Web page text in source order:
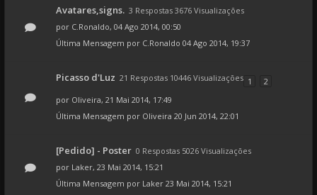
Avatares,signs. 3 Respostas 3676 Visualizações
por C.Ronaldo, 04 Ago 2014, 00:50
Última Mensagem por C.Ronaldo 04 Ago 2014, 19:37
Picasso d'Luz 21 Respostas 10446 Visualizações 1
2
por Oliveira, 21 Mai 2014, 17:49
Última Mensagem por Oliveira 20 Jun 2014, 22:01
[Pedido] - Poster 0 Respostas 5026 Visualizações
por Laker, 23 Mai 2014, 15:21
Última Mensagem por Laker 23 Mai 2014, 15:21